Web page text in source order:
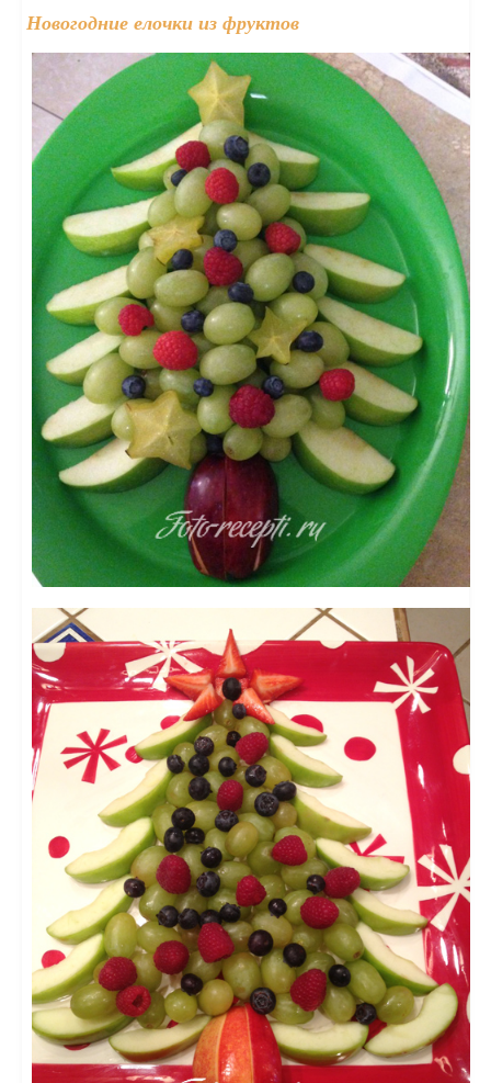
Новогодние елочки из фруктов